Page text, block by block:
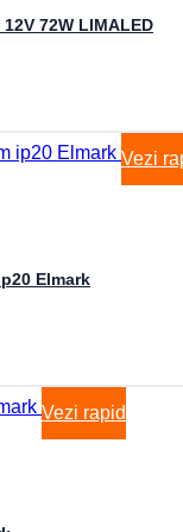
72W LIMALED
Vezi
Elmark
Vezi rapid